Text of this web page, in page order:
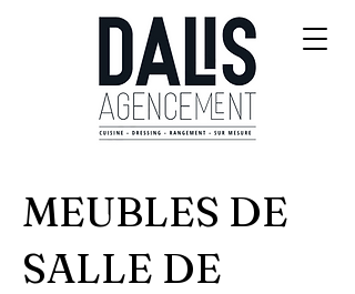
MEUBLES DE
SALLE DE